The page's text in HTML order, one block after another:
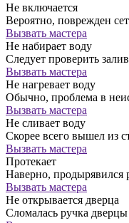
Не включается
Вероятно, поврежден
Вызвать мастера
Не набирает воду
Следует проверить
Вызвать мастера
Не нагревает воду
Обычно, проблема в
Вызвать мастера
Не сливает воду
Скорее всего вышел из
Вызвать мастера
Протекает
Наверно, продырявился
Вызвать мастера
Не открывается дверца
Сломалась ручка